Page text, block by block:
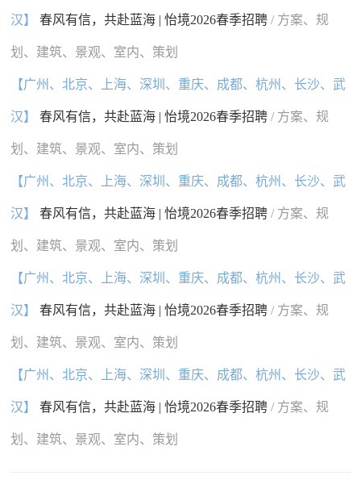
汉】 春风有信，共赴蓝海 | 怡境2026春季招聘/ 方案、规
划、建筑、景观、室内、策划
【广州、北京、上海、深圳、重庆、成都、杭州、长沙、武
汉】 春风有信，共赴蓝海 | 怡境2026春季招聘/ 方案、规
划、建筑、景观、室内、策划
【广州、北京、上海、深圳、重庆、成都、杭州、长沙、武
汉】 春风有信，共赴蓝海 | 怡境2026春季招聘/ 方案、规
划、建筑、景观、室内、策划
【广州、北京、上海、深圳、重庆、成都、杭州、长沙、武
汉】 春风有信，共赴蓝海 | 怡境2026春季招聘/ 方案、规
划、建筑、景观、室内、策划
【广州、北京、上海、深圳、重庆、成都、杭州、长沙、武
汉】 春风有信，共赴蓝海 | 怡境2026春季招聘/ 方案、规
划、建筑、景观、室内、策划